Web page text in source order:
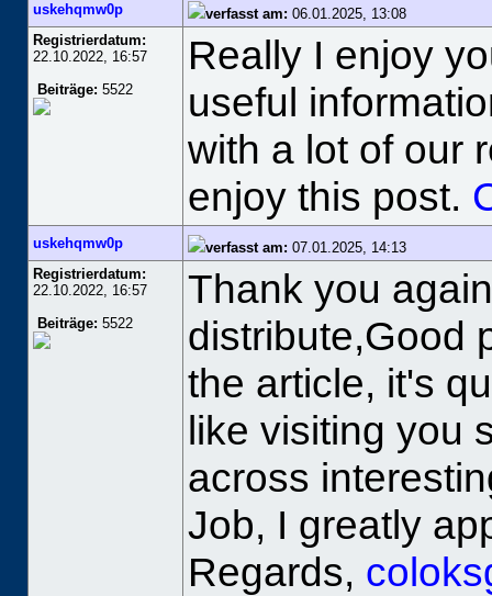
uskehqmw0p verfasst am: 06.01.2025, 13:08
Registrierdatum:
22.10.2022, 16:57
Beiträge: 5522
Really I enjoy
useful
with a lot of our
enjoy this post.
uskehqmw0p verfasst am: 07.01.2025, 14:13
Registrierdatum:
22.10.2022, 16:57
Beiträge: 5522
Thank you
distribute,Good
the article, it's
like visiting you
across
Job, I greatly
Regards,